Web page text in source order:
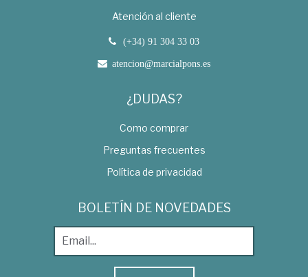
Atención al cliente
(+34) 91 304 33 03
atencion@marcialpons.es
¿DUDAS?
Como comprar
Preguntas frecuentes
Política de privacidad
BOLETÍN DE NOVEDADES